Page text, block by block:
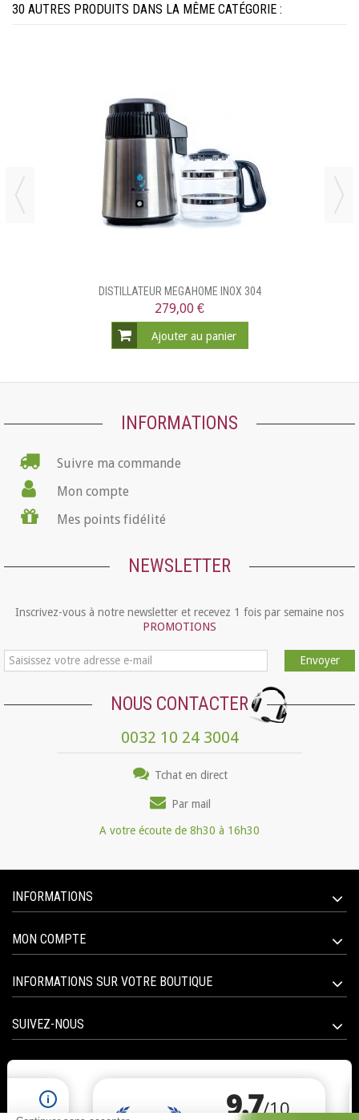
30 AUTRES PRODUITS DANS LA MÊME CATÉGORIE :
DISTILLATEUR MEGAHOME INOX 304
279,00 €
Ajouter au panier
INFORMATIONS
Suivre ma commande
Mon compte
Mes points fidélité
NEWSLETTER
Inscrivez-vous à notre newsletter et recevez 1 fois par semaine nos
PROMOTIONS
Envoyer
NOUS CONTACTER
0032 10 24 3004
Tchat en direct
Par mail
A votre écoute de 8h30 à 16h30
INFORMATIONS
MON COMPTE
INFORMATIONS SUR VOTRE BOUTIQUE
SUIVEZ-NOUS